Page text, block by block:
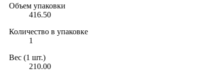
Объем упаковки
416.50
Количество в упаковке
1
Вес (1 шт.)
210.00